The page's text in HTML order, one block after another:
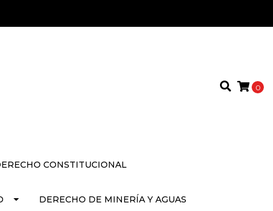
0
CONSTITUCIONAL
DERECHO DE MINERÍA Y AGUAS